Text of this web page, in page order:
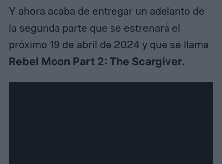
Y ahora acaba de entregar un adelanto de
la segunda parte que se estrenará el
próximo 19 de abril de 2024 y que se llama
Rebel Moon Part 2: The Scargiver.